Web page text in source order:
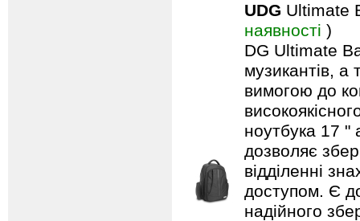
UDG Ultimate
наявності )
DG Ultimate
музикантів, а
вимогою до
ноутбука 17 "
дозволяє
відділенні
доступом. Є
надійного